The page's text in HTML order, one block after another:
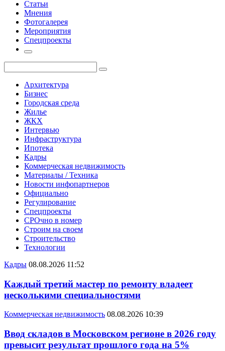
Статьи
Мнения
Фотогалерея
Мероприятия
Спецпроекты
Архитектура
Бизнес
Городская среда
Жилье
ЖКХ
Интервью
Инфраструктура
Ипотека
Кадры
Коммерческая недвижимость
Материалы / Техника
Новости инфопартнеров
Официально
Регулирование
Спецпроекты
СРОчно в номер
Строим на своем
Строительство
Технологии
Кадры 08.08.2026 11:52
Каждый третий мастер по ремонту владеет
несколькими специальностями
Коммерческая недвижимость 08.08.2026 10:39
Ввод складов в Московском регионе в 2026 году
превысит результат прошлого года на 5%